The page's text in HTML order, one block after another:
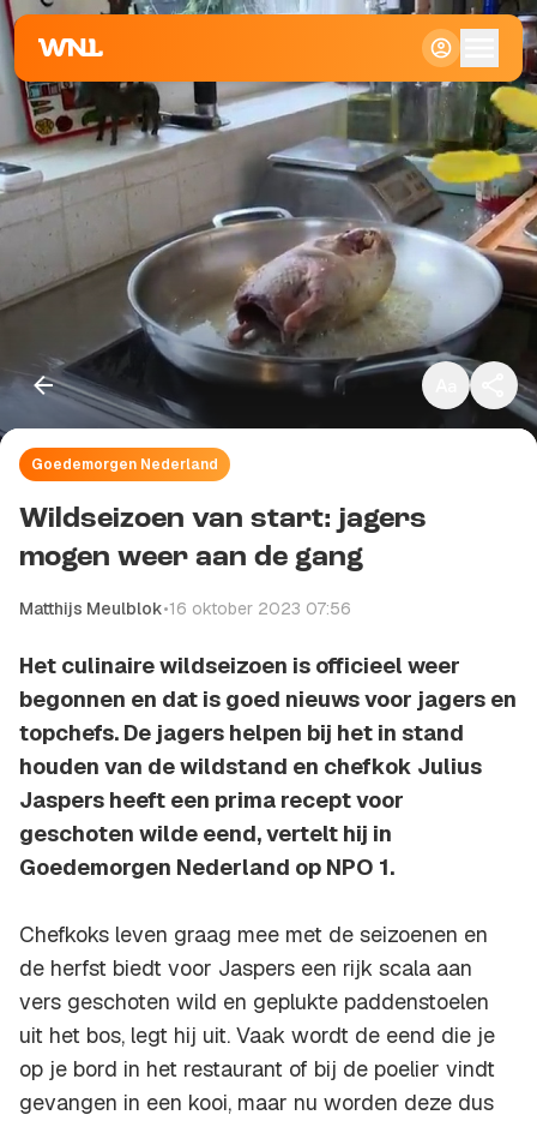
Klein
Standaard
Groot
Goedemorgen Nederland
Wildseizoen van start: jagers
mogen weer aan de gang
Matthijs Meulblok•16 oktober 2023 07:56
Het culinaire wildseizoen is officieel weer
begonnen en dat is goed nieuws voor jagers en
topchefs. De jagers helpen bij het in stand
houden van de wildstand en chefkok Julius
Jaspers heeft een prima recept voor
geschoten wilde eend, vertelt hij in
Goedemorgen Nederland op NPO 1.
Chefkoks leven graag mee met de seizoenen en
de herfst biedt voor Jaspers een rijk scala aan
vers geschoten wild en geplukte paddenstoelen
uit het bos, legt hij uit. Vaak wordt de eend die je
op je bord in het restaurant of bij de poelier vindt
gevangen in een kooi, maar nu worden deze dus